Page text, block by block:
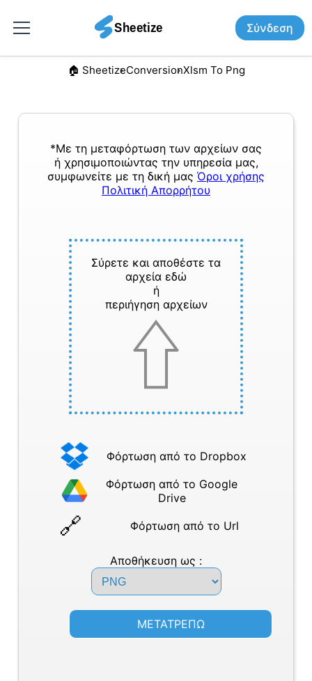
Σύνδεση
🏠︎ SheetizeConversionXlsm To Png
*Με τη μεταφόρτωση των αρχείων σας
ή χρησιμοποιώντας την υπηρεσία μας,
συμφωνείτε με τη δική μας Όροι χρήσης
Πολιτική Απορρήτου
Σύρετε και αποθέστε τα
αρχεία εδώ
ή
περιήγηση αρχείων
Φόρτωση από το Dropbox
Φόρτωση από το Google
Drive
Φόρτωση από το Url
Αποθήκευση ως :
ΜΕΤΑΤΡΕΠΩ